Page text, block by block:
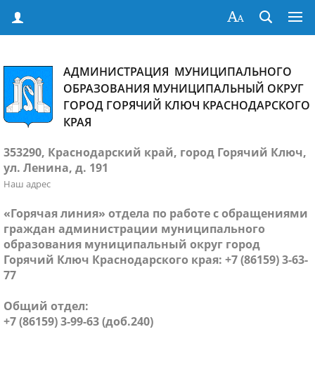
АДМИНИСТРАЦИЯ МУНИЦИПАЛЬНОГО
ОБРАЗОВАНИЯ МУНИЦИПАЛЬНЫЙ ОКРУГ
ГОРОД ГОРЯЧИЙ КЛЮЧ КРАСНОДАРСКОГО
КРАЯ
353290, Краснодарский край, город Горячий Ключ,
ул. Ленина, д. 191
Наш адрес
«Горячая линия» отдела по работе с обращениями
граждан администрации муниципального
образования муниципальный округ город
Горячий Ключ Краснодарского края: +7 (86159) 3-63-
77
Общий отдел:
+7 (86159) 3-99-63 (доб.240)